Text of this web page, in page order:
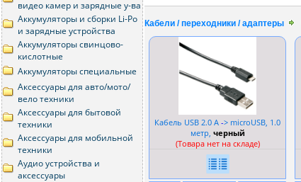
видео камер и зарядные у-ва
Аккумуляторы и сборки Li-Po
и зарядные устройства
Аккумуляторы свинцово-
кислотные
Аккумуляторы специальные
Аксессуары для авто/мото/
вело техники
Аксессуары для бытовой
техники
Аксессуары для мобильной
техники
Аудио устройства и
аксессуары
Кабели / переходники / адаптеры
Кабель USB 2.0 A -> microUSB, 1.0
метр, черный
(Товара нет на складе)